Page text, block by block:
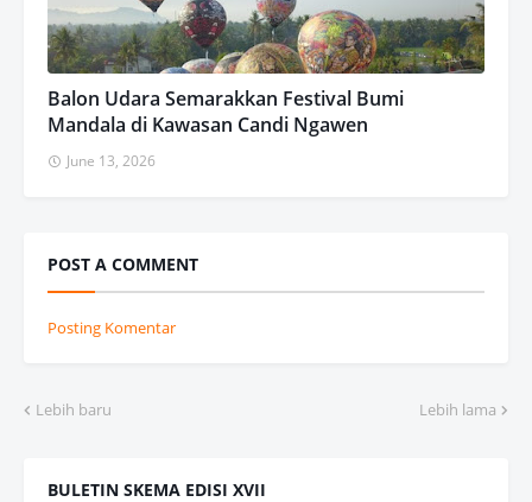
Balon Udara Semarakkan Festival Bumi
Mandala di Kawasan Candi Ngawen
June 13, 2026
POST A COMMENT
Posting Komentar
Lebih baru Lebih lama
BULETIN SKEMA EDISI XVII